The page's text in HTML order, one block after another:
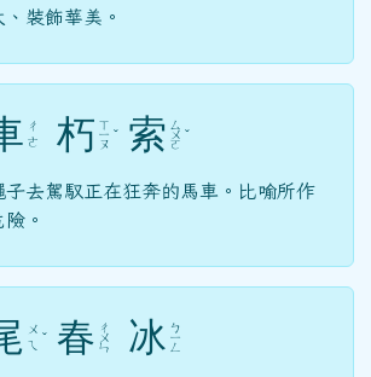
裝飾華美。
ㄔ
ㄜ
朽 ㄒ
ㄧ
ㄡ
ˇ 索 ㄙ
ㄨ
ㄛ
ˇ
子去駕馭正在狂奔的馬車。比喻所作
。
ㄨ
ㄟ ˇ 春 ㄔ
ㄨ
ㄣ 冰 ㄅ
ㄧ
ㄥ